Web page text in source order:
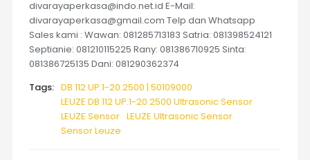
divarayaperkasa@indo.net.id E-Mail:
divarayaperkasa@gmail.com Telp dan Whatsapp
Sales kami : Wawan: 081285713183 Satria: 081398524121
Septianie: 081210115225 Rany: 081386710925 Sinta:
081386725135 Dani: 081290362374
Tags: DB 112 UP.1-20.2500 | 50109000
LEUZE DB 112 UP.1-20 2500 Ultrasonic Sensor
LEUZE Sensor LEUZE Ultrasonic Sensor
Sensor Leuze